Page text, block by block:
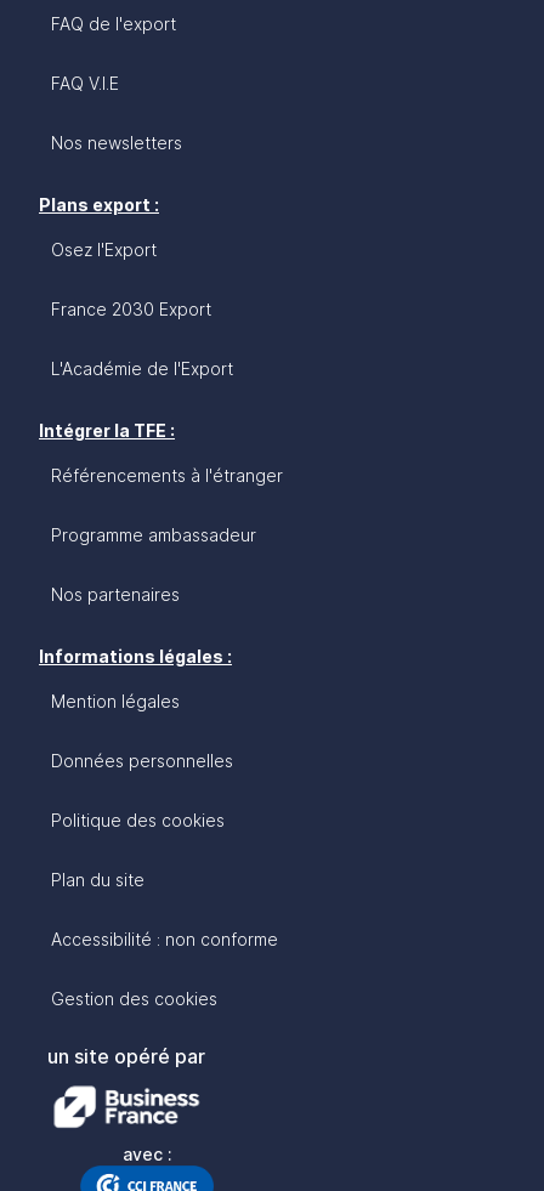
FAQ de l'export
FAQ V.I.E
Nos newsletters
Plans export :
Osez l'Export
France 2030 Export
L'Académie de l'Export
Intégrer la TFE :
Référencements à l'étranger
Programme ambassadeur
Nos partenaires
Informations légales :
Mention légales
Données personnelles
Politique des cookies
Plan du site
Accessibilité : non conforme
Gestion des cookies
un site opéré par
avec :